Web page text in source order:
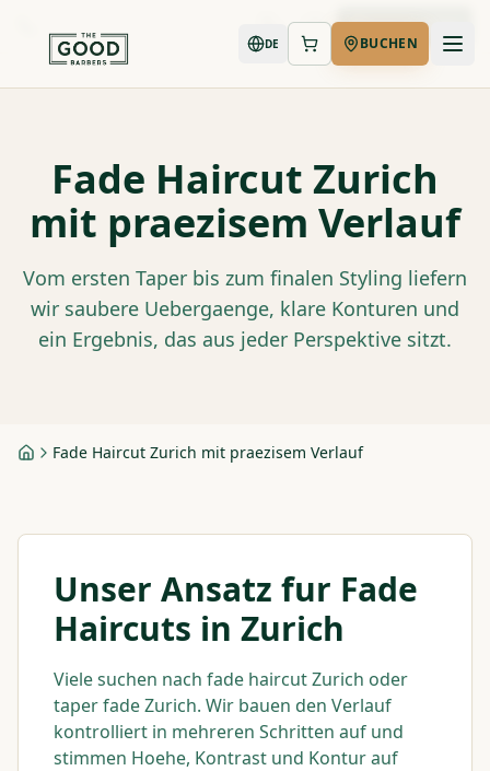
Jetzt buchen
DE BUCHEN
Fade Haircut Zurich
mit praezisem Verlauf
Vom ersten Taper bis zum finalen Styling liefern
wir saubere Uebergaenge, klare Konturen und
ein Ergebnis, das aus jeder Perspektive sitzt.
StartseiteFade Haircut Zurich mit praezisem Verlauf
Unser Ansatz fur Fade
Haircuts in Zurich
Viele suchen nach fade haircut Zurich oder
taper fade Zurich. Wir bauen den Verlauf
kontrolliert in mehreren Schritten auf und
stimmen Hoehe, Kontrast und Kontur auf